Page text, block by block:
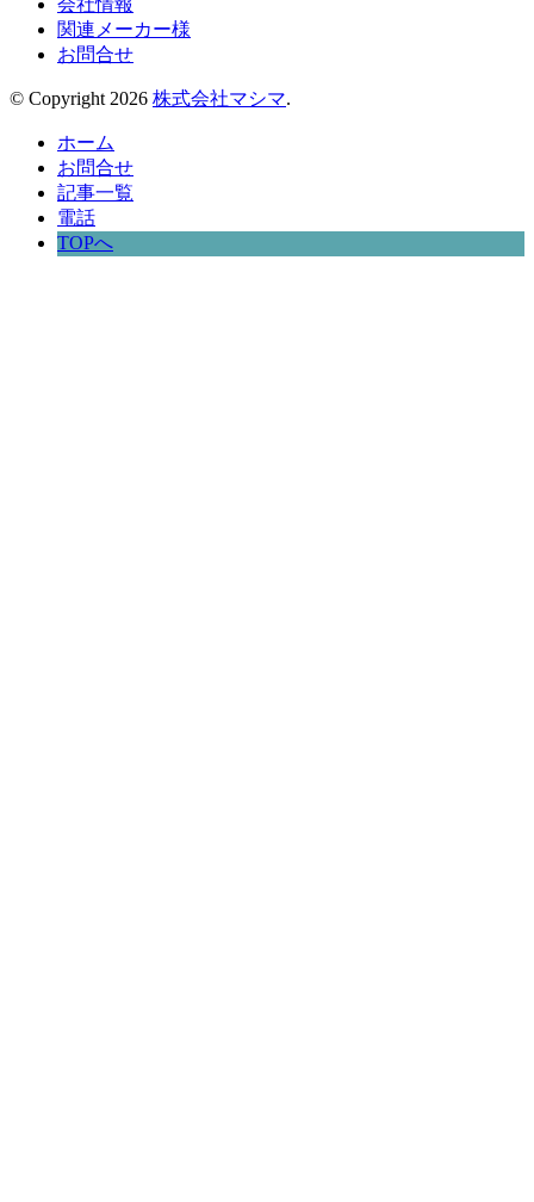
関連メーカー様
お問合せ
© Copyright 2026 株式会社マシマ.
ホーム
お問合せ
記事一覧
電話
TOPへ